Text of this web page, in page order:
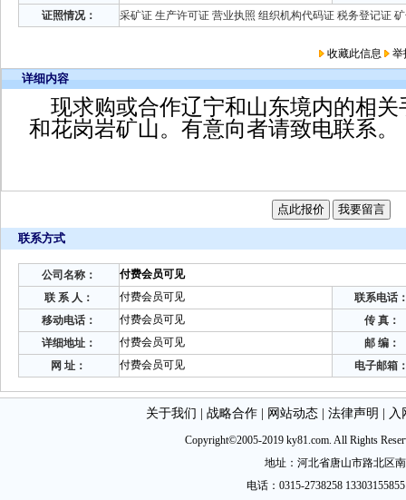
证照情况：
采矿证 生产许可证 营业执照 组织机构代码证 税务登记证
收藏此信息 举
详细内容
现求购或合作辽宁和山东境内的相关
和花岗岩矿山。有意向者请致电联系。
联系方式
公司名称：
付费会员可见
联 系 人：
付费会员可见
联系电话
移动电话：
付费会员可见
传 真：
详细地址：
付费会员可见
邮 编：
网 址：
付费会员可见 电子邮箱
关于我们 战略合作| 网站动态| 法律声明 入
Copyright©2005-2019 ky81.com. All Rights
地址：河北省唐山市路北区
电话：0315-2738258